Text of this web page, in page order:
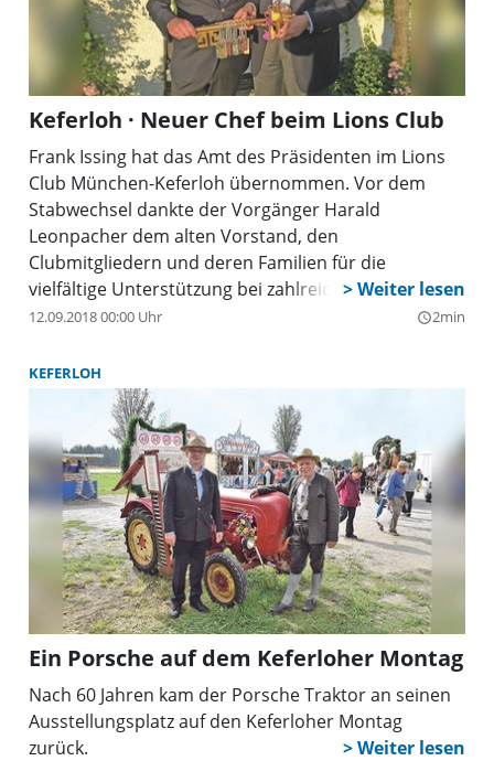
Keferloh · Neuer Chef beim Lions Club
Frank Issing hat das Amt des Präsidenten im Lions
Club München-Keferloh übernommen. Vor dem
Stabwechsel dankte der Vorgänger Harald
Leonpacher dem alten Vorstand, den
Clubmitgliedern und deren Familien für die
vielfältige Unterstützung bei zahlreichen Aktionen
im vergangenen Jahr.
12.09.2018 00:00 Uhr query_builder2min
KEFERLOH
Ein Porsche auf dem Keferloher Montag
Nach 60 Jahren kam der Porsche Traktor an seinen
Ausstellungsplatz auf den Keferloher Montag
zurück.